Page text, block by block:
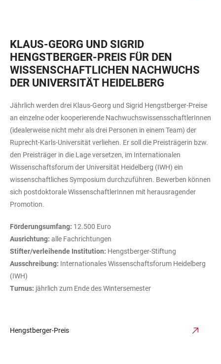
KLAUS-GEORG UND SIGRID
HENGSTBERGER-PREIS FÜR DEN
WISSENSCHAFTLICHEN NACHWUCHS
DER UNIVERSITÄT HEIDELBERG
Jährlich werden drei Klaus-Georg und Sigrid Hengstberger-Preise
an einzelne oder kooperierende NachwuchswissensschaftlerInnen
(idealerweise nicht mehr als drei Personen in einem Team) der
Ruprecht-Karls-Universität verliehen. Er soll die Preisträgerin bzw.
den Preisträger in die Lage versetzen, im Internationalen
Wissenschaftsforum der Universität Heidelberg (IWH) ein
wissenschaftliches Symposium durchzuführen. Bewerben können
sich postdoktorale WissenschaftlerInnen mit herausragender
Promotion.
Förderungsumfang: 12.500 Euro
Ausrichtung: alle Fachrichtungen
Stifter/verleihende Institution: Hengstberger-Stiftung
Ausschreibung: Internationales Wissenschaftsforum Heidelberg
(IWH)
Turnus: jährlich zum Ende des Wintersemester
Hengstberger-Preis